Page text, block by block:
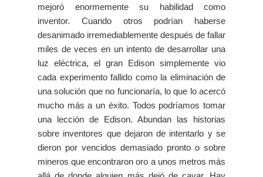
mejoró enormemente su habilidad como
inventor. Cuando otros podrían haberse
desanimado irremediablemente después de fallar
miles de veces en un intento de desarrollar una
luz eléctrica, el gran Edison simplemente vio
cada experimento fallido como la eliminación de
una solución que no funcionaría, lo que lo acercó
mucho más a un éxito. Todos podríamos tomar
una lección de Edison. Abundan las historias
sobre inventores que dejaron de intentarlo y se
dieron por vencidos demasiado pronto o sobre
mineros que encontraron oro a unos metros más